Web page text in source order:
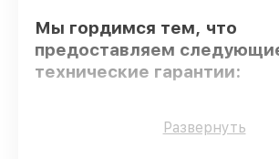
Мы гордимся тем, что
предоставляем
технические гарантии:
Оригинальные детали–
Развернуть